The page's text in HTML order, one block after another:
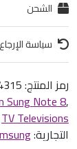
التصنيع، يمكنك
الشحن
سياسة الإرجاع
عيب. المنتج يجب
رمز المنتج:
Sung Note 8,
TV Televisions
التجارية: